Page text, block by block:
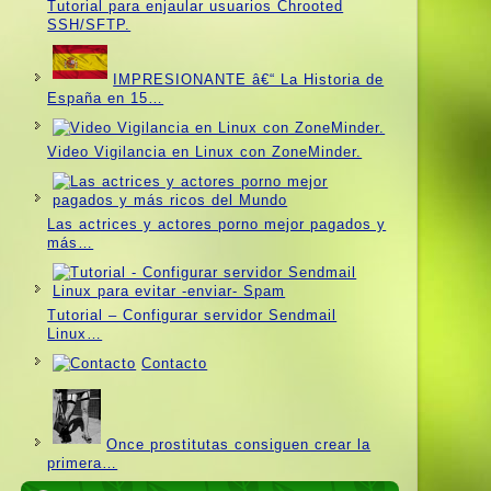
Tutorial para enjaular usuarios Chrooted
SSH/SFTP.
IMPRESIONANTE â€“ La Historia de
España en 15…
Video Vigilancia en Linux con ZoneMinder.
Las actrices y actores porno mejor pagados y
más…
Tutorial – Configurar servidor Sendmail
Linux…
Contacto
Once prostitutas consiguen crear la
primera…